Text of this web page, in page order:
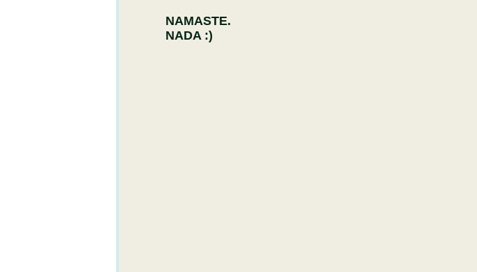
NAMASTE.
NADA :)